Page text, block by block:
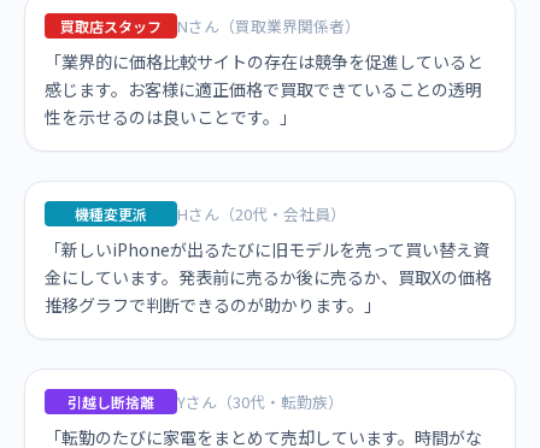
買取店スタッフ Nさん（買取業界関係者）
「業界的に価格比較サイトの存在は競争を促進していると
感じます。お客様に適正価格で買取できていることの透明
性を示せるのは良いことです。」
機種変更派 Hさん（20代・会社員）
「新しいiPhoneが出るたびに旧モデルを売って買い替え資
金にしています。発表前に売るか後に売るか、買取Xの価格
推移グラフで判断できるのが助かります。」
引越し断捨離 Yさん（30代・転勤族）
「転勤のたびに家電をまとめて売却しています。時間がな